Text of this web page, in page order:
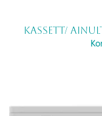
Kassett/